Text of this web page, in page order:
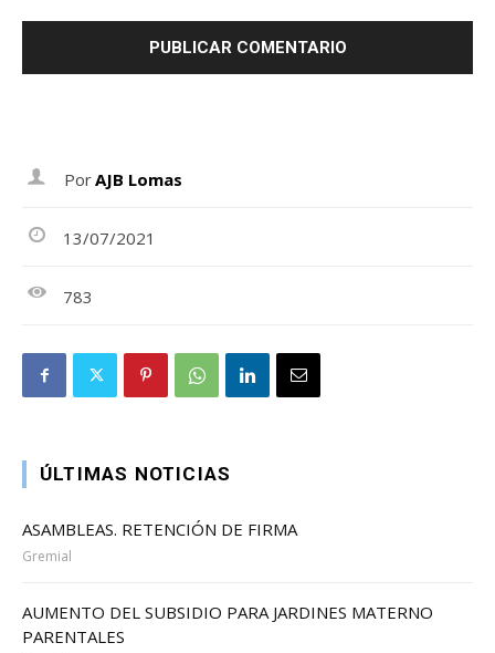
PorAJB Lomas
13/07/2021
783
ÚLTIMAS NOTICIAS
ASAMBLEAS. RETENCIÓN DE FIRMA
Gremial
AUMENTO DEL SUBSIDIO PARA JARDINES MATERNO
PARENTALES